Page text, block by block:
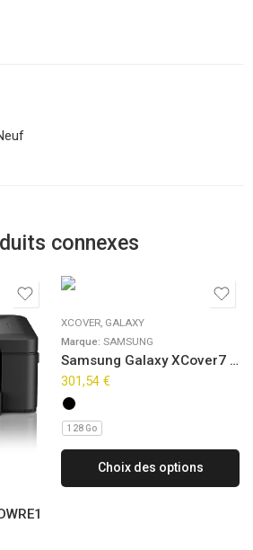
connexes
XCOVER, GALAXY
Marque: SAMSUNG
Samsung Galaxy XCover7 Entreprise Edition
301,54 €
128 Go
Choix des options